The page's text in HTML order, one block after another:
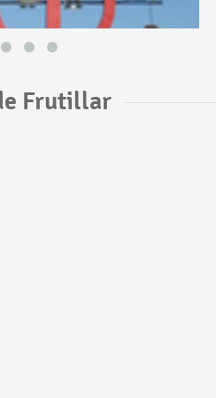
Frutillar